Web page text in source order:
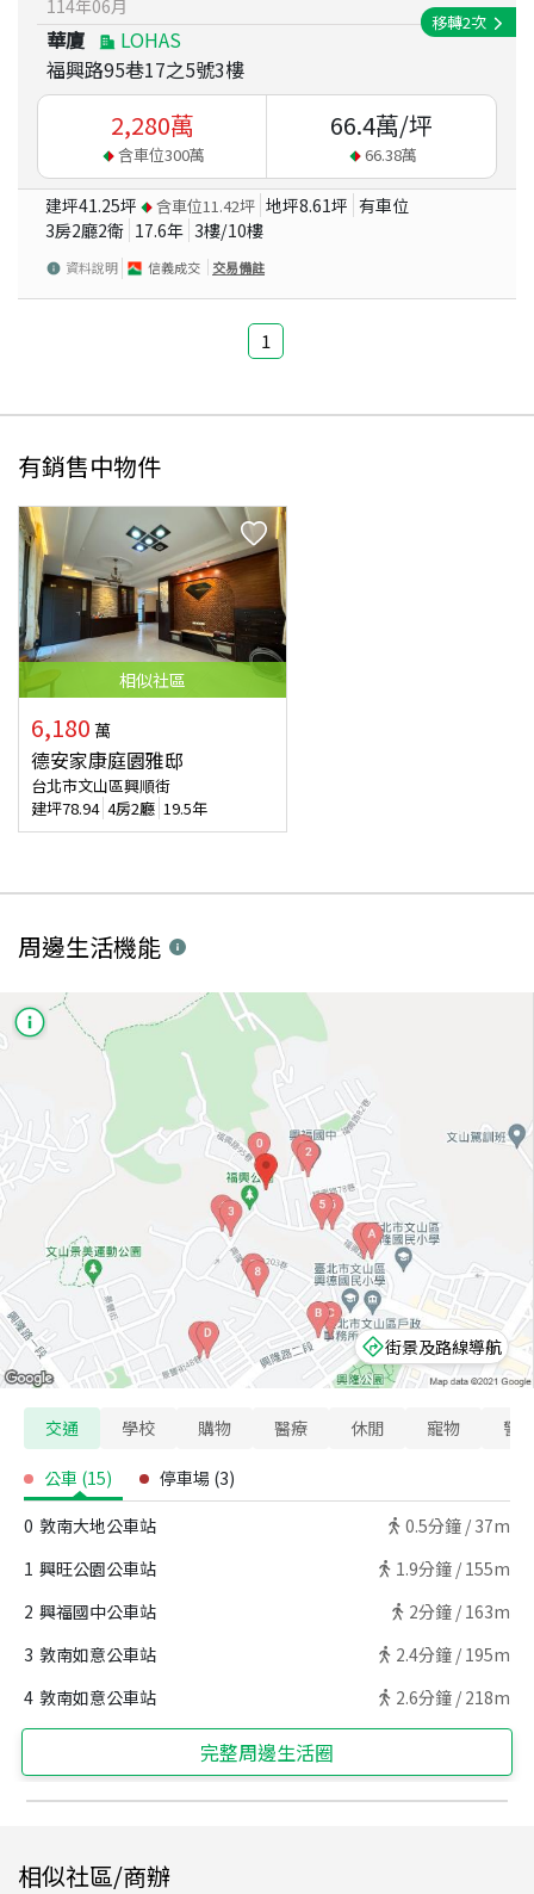
114年06月
華廈
LOHAS
福興路95巷17之5號3樓
移轉2次
2,280萬
含車位300萬
66.4萬/坪
66.38萬
建坪41.25坪 含車位11.42坪 地坪8.61坪 有車位
3房2廳2衛 17.6年 3樓/10樓
資料說明 信義成交 交易備註
1
有銷售中物件
相似社區
6,180 萬
德安家康庭園雅邸
台北市文山區興順街
建坪78.94 4房2廳 19.5年
周邊生活機能
街景及路線導航
交通 學校 購物 醫療 休閒 寵物 警
公車 (15) 停車場 (3)
0 敦南大地公車站 0.5分鐘 / 37m
1 興旺公園公車站 1.9分鐘 / 155m
2 興福國中公車站 2分鐘 / 163m
3 敦南如意公車站 2.4分鐘 / 195m
4 敦南如意公車站 2.6分鐘 / 218m
完整周邊生活圈
相似社區/商辦